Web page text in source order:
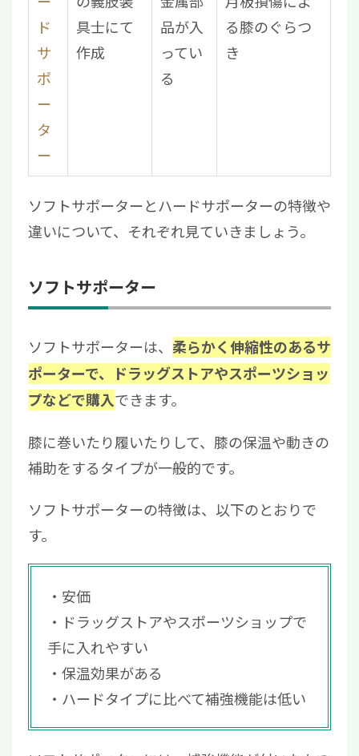
ド
サ
ポ
ー
タ
ー
具士にて
作成
品が入
ってい
る
る膝のぐらつ
き
ソフトサポーターとハードサポーターの特徴や
違いについて、それぞれ見ていきましょう。
ソフトサポーター
ソフトサポーターは、 柔らかく伸縮性のあるサ
ポーターで、ドラッグストアやスポーツショッ
プなどで購入できます。
膝に巻いたり履いたりして、膝の保温や動きの
補助をするタイプが一般的です。
ソフトサポーターの特徴は、以下のとおりで
す。
安価
ドラッグストアやスポーツショップで
手に入れやすい
保温効果がある
ハードタイプに比べて補強機能は低い